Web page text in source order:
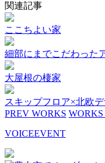
関連記事
ここちよい家
細部にまでこだわった
大屋根の棲家
スキップフロア×北欧
PREV WORKS
VOICEEVENT